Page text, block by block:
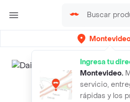
Ingresa tu
Montevideo.
servicio,
rápidas y los